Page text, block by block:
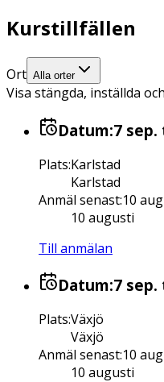
Kurstillfällen
Ort Alla orter
Visa stängda, inställda
Datum:7 sep.
Plats:Karlstad
Karlstad
Anmäl senast:10
10 augusti
Till anmälan
Datum:7 sep.
Plats:Växjö
Växjö
Anmäl senast:10
10 augusti